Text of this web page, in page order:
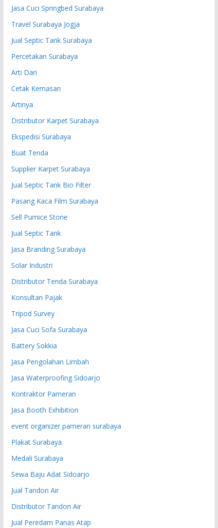
Jasa Cuci Springbed Surabaya
Travel Surabaya Jogja
Jual Septic Tank Surabaya
Percetakan Surabaya
Arti Dari
Cetak Kemasan
Artinya
Distributor Karpet Surabaya
Ekspedisi Surabaya
Buat Tenda
Supplier Karpet Surabaya
Jual Septic Tank Bio Filter
Pasang Kaca Film Surabaya
Sell Pumice Stone
Jual Septic Tank
Jasa Branding Surabaya
Solar Industri
Distributor Tenda Surabaya
Konsultan Pajak
Tripod Survey
Jasa Cuci Sofa Surabaya
Battery Sokkia
Jasa Pengolahan Limbah
Jasa Waterproofing Sidoarjo
Kontraktor Pameran
Jasa Booth Exhibition
event organizer pameran surabaya
Plakat Surabaya
Medali Surabaya
Sewa Baju Adat Sidoarjo
Jual Tandon Air
Distributor Tandon Air
Jual Peredam Panas Atap